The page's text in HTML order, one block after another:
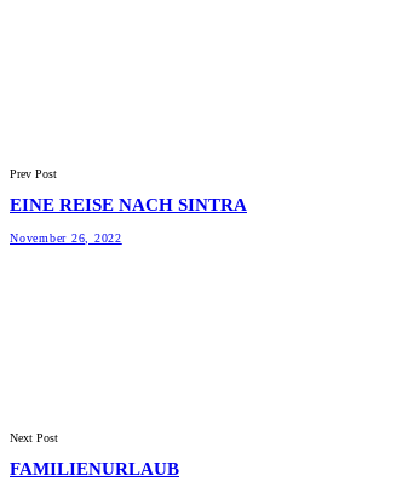
Prev Post
EINE REISE NACH SINTRA
November 26, 2022
Next Post
FAMILIENURLAUB